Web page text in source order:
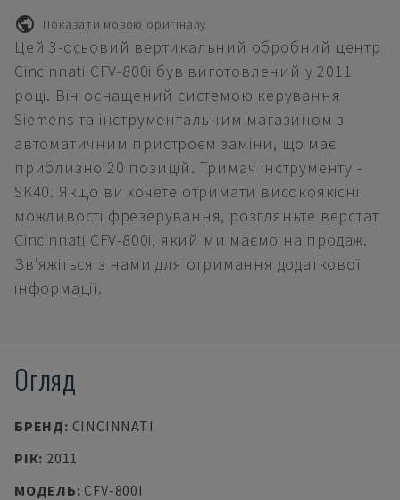
Показати мовою оригіналу
Цей 3-осьовий вертикальний обробний центр
Cincinnati CFV-800i був виготовлений у 2011
році. Він оснащений системою керування
Siemens та інструментальним магазином з
автоматичним пристроєм заміни, що має
приблизно 20 позицій. Тримач інструменту -
SK40. Якщо ви хочете отримати високоякісні
можливості фрезерування, розгляньте верстат
Cincinnati CFV-800i, який ми маємо на продаж.
Зв'яжіться з нами для отримання додаткової
інформації.
Огляд
БРЕНД: CINCINNATI
РІК: 2011
МОДЕЛЬ: CFV-800I